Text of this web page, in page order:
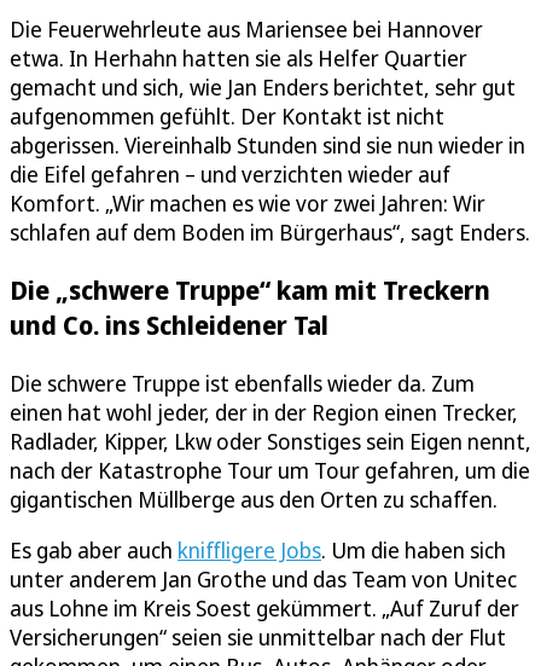
Die Feuerwehrleute aus Mariensee bei Hannover
etwa. In Herhahn hatten sie als Helfer Quartier
gemacht und sich, wie Jan Enders berichtet, sehr gut
aufgenommen gefühlt. Der Kontakt ist nicht
abgerissen. Viereinhalb Stunden sind sie nun wieder in
die Eifel gefahren – und verzichten wieder auf
Komfort. „Wir machen es wie vor zwei Jahren: Wir
schlafen auf dem Boden im Bürgerhaus“, sagt Enders.
Die „schwere Truppe“ kam mit Treckern
und Co. ins Schleidener Tal
Die schwere Truppe ist ebenfalls wieder da. Zum
einen hat wohl jeder, der in der Region einen Trecker,
Radlader, Kipper, Lkw oder Sonstiges sein Eigen nennt,
nach der Katastrophe Tour um Tour gefahren, um die
gigantischen Müllberge aus den Orten zu schaffen.
Es gab aber auch kniffligere Jobs. Um die haben sich
unter anderem Jan Grothe und das Team von Unitec
aus Lohne im Kreis Soest gekümmert. „Auf Zuruf der
Versicherungen“ seien sie unmittelbar nach der Flut